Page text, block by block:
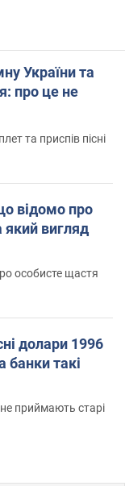
України та
про це не
та приспів пісні
відомо про
який вигляд
особисте щастя
долари 1996
банки такі
приймають старі